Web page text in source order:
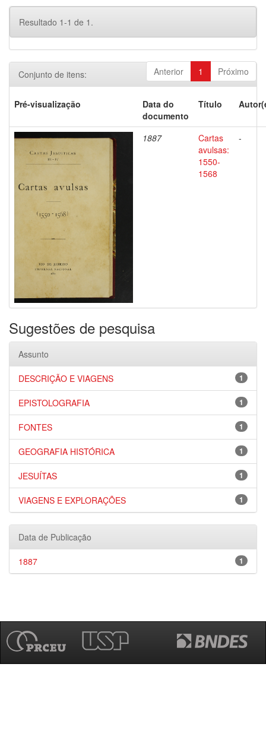
Resultado 1-1 de 1.
Anterior 1 Próximo
Conjunto de itens:
Pré-visualização
Data do
documento
Título
1887
Cartas
avulsas:
1550-
1568
-
Sugestões de pesquisa
Assunto
1
DESCRIÇÃO E VIAGENS
1
EPISTOLOGRAFIA
1
FONTES
1
GEOGRAFIA HISTÓRICA
1
JESUÍTAS
1
VIAGENS E EXPLORAÇÕES
Data de Publicação
1
1887